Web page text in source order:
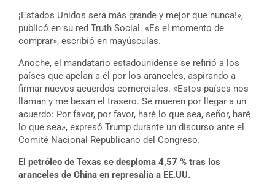
¡Estados Unidos será más grande y mejor que nunca!»,
publicó en su red Truth Social. «Es el momento de
comprar», escribió en mayúsculas.
Anoche, el mandatario estadounidense se refirió a los
países que apelan a él por los aranceles, aspirando a
firmar nuevos acuerdos comerciales. «Estos países nos
llaman y me besan el trasero. Se mueren por llegar a un
acuerdo: Por favor, por favor, haré lo que sea, señor, haré
lo que sea», expresó Trump durante un discurso ante el
Comité Nacional Republicano del Congreso.
El petróleo de Texas se desploma 4,57 % tras los
aranceles de China en represalia a EE.UU.